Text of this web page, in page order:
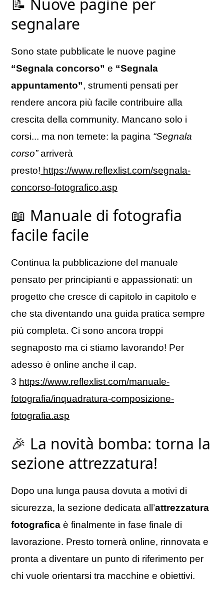
📝 Nuove pagine per
segnalare
Sono state pubblicate le nuove pagine
“Segnala concorso” e “Segnala
appuntamento”, strumenti pensati per
rendere ancora più facile contribuire alla
crescita della community. Mancano solo i
corsi... ma non temete: la pagina “Segnala
corso”arriverà
presto! https://www.reflexlist.com/segnala-
concorso-fotografico.asp
📖 Manuale di fotografia
facile facile
Continua la pubblicazione del manuale
pensato per principianti e appassionati: un
progetto che cresce di capitolo in capitolo e
che sta diventando una guida pratica sempre
più completa. Ci sono ancora troppi
segnaposto ma ci stiamo lavorando! Per
adesso è online anche il cap.
3 https://www.reflexlist.com/manuale-
fotografia/inquadratura-composizione-
fotografia.asp
🎉 La novità bomba: torna la
sezione attrezzatura!
Dopo una lunga pausa dovuta a motivi di
sicurezza, la sezione dedicata all’attrezzatura
fotografica è finalmente in fase finale di
lavorazione. Presto tornerà online, rinnovata e
pronta a diventare un punto di riferimento per
chi vuole orientarsi tra macchine e obiettivi.